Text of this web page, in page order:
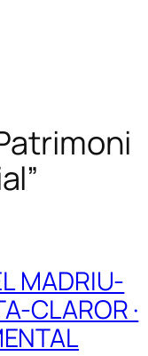
MADRIU-
CLAROR ·